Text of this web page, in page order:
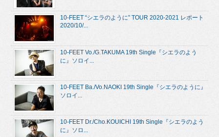
10-FEET “シエラのように” TOUR 2020-2021 レポート
2020/10/...
10-FEET Vo./G.TAKUMA 19th Single『シエラのよう
に』ソロイ...
10-FEET Ba./Vo.NAOKI 19th Single『シエラのように』
ソロイ...
10-FEET Dr./Cho.KOUICHI 19th Single『シエラのよう
に』ソロ...